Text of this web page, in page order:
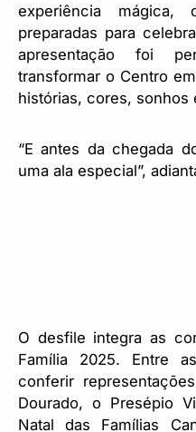
experiência
preparadas para
apresentação foi
transformar o Centro
histórias, cores, sonhos
“E antes da chegada
uma ala especial”,
O desfile integra as
Família 2025. Entre
conferir
Dourado, o Presépio
Natal das Famílias